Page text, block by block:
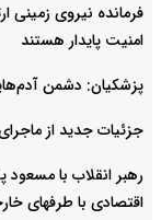
فرمانده نیروی
امنیت پایدار هستند
پزشکیان: دشمن
جزئیات جدید از
رهبر انقلاب با مسعود
اقتصادی با طرفهای